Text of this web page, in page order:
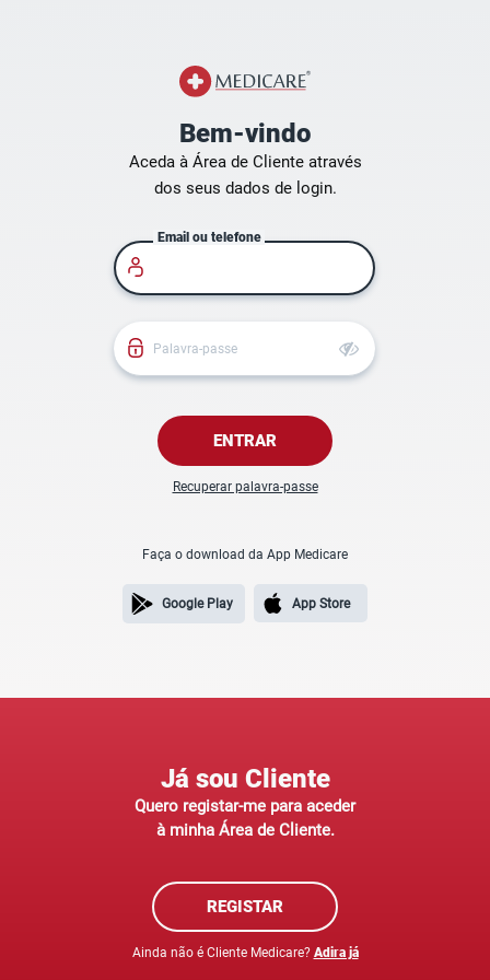
Já sou Cliente
Quero registar-me para aceder
à minha Área de Cliente.
REGISTAR
Ainda não é Cliente Medicare? Adira já
Bem-vindo
Aceda à Área de Cliente através
dos seus dados de login.
Email ou telefone
Palavra-passe
ENTRAR
Recuperar palavra-passe
Faça o download da App Medicare
Google Play App Store